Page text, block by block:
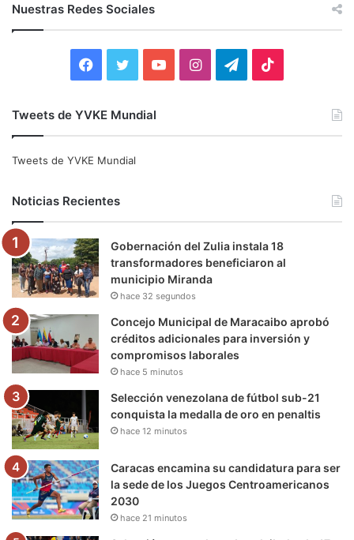
:
Nuestras Redes Sociales
e
o
o
k
t
e
r
b
e
I
g
r
a
m
r
a
k
Tweets de YVKE Mundial
Tweets de YVKE Mundial
Noticias Recientes
Gobernación del Zulia instala 18
transformadores beneficiaron al
municipio Miranda
hace 32 segundos
Concejo Municipal de Maracaibo aprobó
créditos adicionales para inversión y
compromisos laborales
hace 5 minutos
Selección venezolana de fútbol sub-21
conquista la medalla de oro en penaltis
hace 12 minutos
Caracas encamina su candidatura para ser
la sede de los Juegos Centroamericanos
2030
hace 21 minutos